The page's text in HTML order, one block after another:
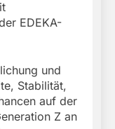
EDEKA-
und
Stabilität,
auf der
Z an